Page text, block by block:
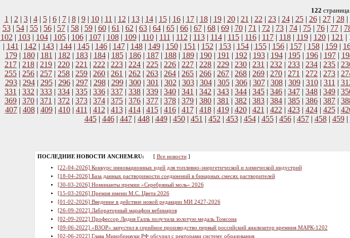
122
1 | 2 | 3| 4| 5| 6| 7| 8| 9| 10| 11 | 12 | 13| 14| 15| 16| 17| 18| 19| 20| 21 | 22 | 23| 24| 25| 26| 27| 28|
53| 54| 55| 56| 57| 58| 59| 60| 61 | 62 | 63| 64| 65| 66| 67| 68| 69| 70| 71 | 72 | 73| 74| 75| 76| 77|
102 | 103| 104| 105| 106| 107| 108| 109| 110| 111 | 112 | 113| 114| 115| 116| 117| 118| 119| 120| 121 |
| 141 | 142 | 143| 144| 145| 146| 147| 148| 149| 150| 151 | 152 | 153| 154| 155| 156| 157| 158| 159|
179| 180| 181 | 182 | 183| 184| 185| 186| 187| 188| 189| 190| 191 | 192 | 193| 194| 195| 196| 197|
217 | 218 | 219 | 220 | 221 | 222 | 223 | 224 | 225 | 226 | 227 | 228 | 229 | 230 | 231 | 232 | 233 | 234 | 235 |
255 | 256 | 257 | 258 | 259 | 260 | 261 | 262 | 263 | 264 | 265 | 266 | 267 | 268 | 269 | 270 | 271 | 272 | 273 |
293| 294| 295| 296| 297| 298| 299| 300| 301 | 302 | 303| 304| 305| 306| 307| 308| 309| 310| 311 |
331 | 332 | 333 | 334 | 335 | 336 | 337 | 338 | 339 | 340 | 341 | 342 | 343 | 344 | 345 | 346 | 347 | 348 | 349 |
369 | 370 | 371 | 372 | 373 | 374 | 375 | 376 | 377 | 378 | 379 | 380 | 381 | 382 | 383 | 384 | 385 | 386 | 387 |
407| 408| 409| 410| 411 | 412 | 413| 414| 415| 416| 417| 418| 419| 420| 421 | 422 | 423| 424| 425|
445| 446| 447| 448| 449| 450| 451 | 452 | 453| 454| 455| 456| 457| 458| 459|
ПОСЛЕДНИЕ НОВОСТИ ANCHEM.RU: [ Все новости]
[22-04-2026] Конкурс инновационных идей для топливно-энергетической и химической индустрий
[18-04-2026] База данных растворимости соединений в бинарных смесях растворителей
[30-03-2026] Номинанты премии «Серебряный моль» 2026
[15-03-2026] Премия имени М.С. Цвета 2026
[01-02-2026] Введение в действие новой редакции МИ 2427-2026
[26-09-2022] Лабораторный марафон вебинаров
[02-09-2022] Профессор Лидия Галль получила золотую медаль Томсона
[09-06-2022] «ВЗОР» запустил в серийное производство первый российский анализатор кремния МАРК-1202
[02-06-2022] Глава Минобрнауки РФ обсудил с ректорами систему образования